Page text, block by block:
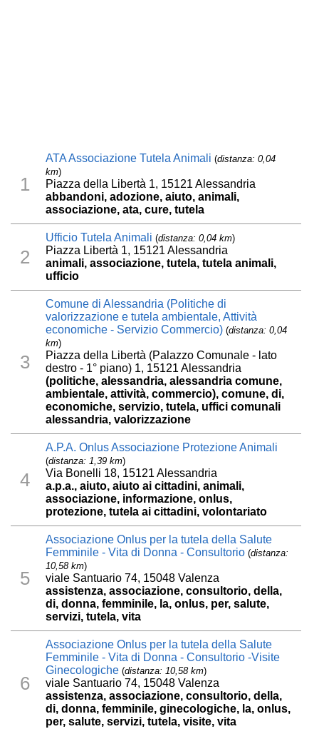
1
ATA Associazione Tutela Animali (distanza: 0,04
km)
Piazza della Libertà 1, 15121 Alessandria
abbandoni, adozione, aiuto, animali,
associazione, ata, cure, tutela
2
Ufficio Tutela Animali (distanza: 0,04 km)
Piazza Libertà 1, 15121 Alessandria
animali, associazione, tutela, tutela animali,
ufficio
3
Comune di Alessandria (Politiche di
valorizzazione e tutela ambientale, Attività
economiche - Servizio Commercio) (distanza: 0,04
km)
Piazza della Libertà (Palazzo Comunale - lato
destro - 1° piano) 1, 15121 Alessandria
(politiche, alessandria, alessandria comune,
ambientale, attività, commercio), comune, di,
economiche, servizio, tutela, uffici comunali
alessandria, valorizzazione
4
A.P.A. Onlus Associazione Protezione Animali
(distanza: 1,39 km)
Via Bonelli 18, 15121 Alessandria
a.p.a., aiuto, aiuto ai cittadini, animali,
associazione, informazione, onlus,
protezione, tutela ai cittadini, volontariato
5
Associazione Onlus per la tutela della Salute
Femminile - Vita di Donna - Consultorio (distanza:
10,58 km)
viale Santuario 74, 15048 Valenza
assistenza, associazione, consultorio, della,
di, donna, femminile, la, onlus, per, salute,
servizi, tutela, vita
6
Associazione Onlus per la tutela della Salute
Femminile - Vita di Donna - Consultorio -Visite
Ginecologiche (distanza: 10,58 km)
viale Santuario 74, 15048 Valenza
assistenza, associazione, consultorio, della,
di, donna, femminile, ginecologiche, la, onlus,
per, salute, servizi, tutela, visite, vita